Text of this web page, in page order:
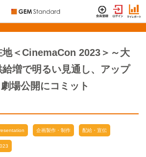
地＜CinemaCon 2023＞～大
増で明るい見通し、アップ
場公開にコミット
企画製作・制作 配給・宣伝